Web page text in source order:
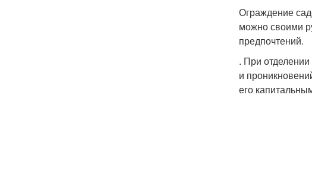
Ограждение
можно своими
предпочтений.
. При
и
его